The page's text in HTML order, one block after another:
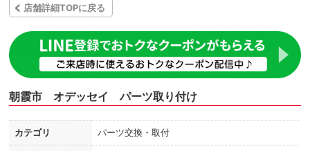
店舗詳細TOPに戻る
朝霞市 オデッセイ パーツ取り付け
カテゴリ パーツ交換・取付